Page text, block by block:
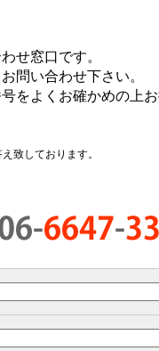
せ窓口です。
問い合わせ下さい。
をよくお確かめの上
致しております。